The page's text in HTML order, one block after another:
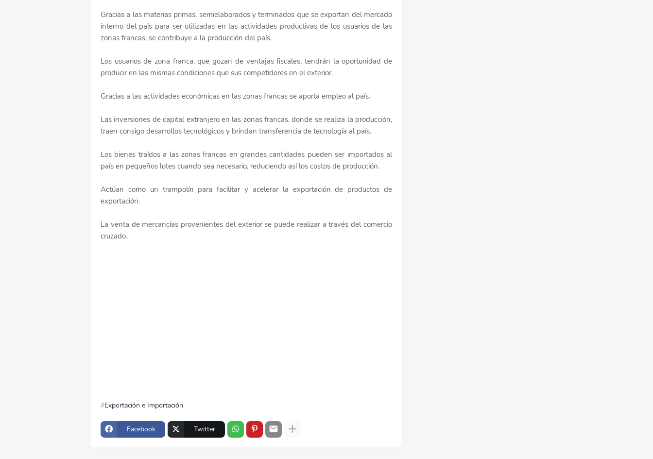
Gracias a las materias primas, semielaborados y terminados que se exportan del mercado
interno del país para ser utilizadas en las actividades productivas de los usuarios de las
zonas francas, se contribuye a la producción del país.
Los usuarios de zona franca, que gozan de ventajas fiscales, tendrán la oportunidad de
producir en las mismas condiciones que sus competidores en el exterior.
Gracias a las actividades económicas en las zonas francas se aporta empleo al país.
Las inversiones de capital extranjero en las zonas francas, donde se realiza la producción,
traen consigo desarrollos tecnológicos y brindan transferencia de tecnología al país.
Los bienes traídos a las zonas francas en grandes cantidades pueden ser importados al
país en pequeños lotes cuando sea necesario, reduciendo así los costos de producción.
Actúan como un trampolín para facilitar y acelerar la exportación de productos de
exportación.
La venta de mercancías provenientes del exterior se puede realizar a través del comercio
cruzado.
Exportación e Importación
Facebook Twitter